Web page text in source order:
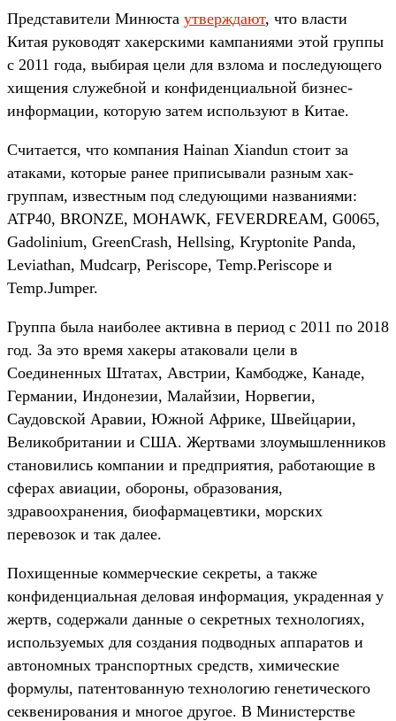
Представители Минюста утверждают, что власти
Китая руководят хакерскими кампаниями этой группы
с 2011 года, выбирая цели для взлома и последующего
хищения служебной и конфиденциальной бизнес-
информации, которую затем используют в Китае.
Считается, что компания Hainan Xiandun стоит за
атаками, которые ранее приписывали разным хак-
группам, известным под следующими названиями:
ATP40, BRONZE, MOHAWK, FEVERDREAM, G0065,
Gadolinium, GreenCrash, Hellsing, Kryptonite Panda,
Leviathan, Mudcarp, Periscope, Temp.Periscope и
Temp.Jumper.
Группа была наиболее активна в период с 2011 по 2018
год. За это время хакеры атаковали цели в
Соединенных Штатах, Австрии, Камбодже, Канаде,
Германии, Индонезии, Малайзии, Норвегии,
Саудовской Аравии, Южной Африке, Швейцарии,
Великобритании и США. Жертвами злоумышленников
становились компании и предприятия, работающие в
сферах авиации, обороны, образования,
здравоохранения, биофармацевтики, морских
перевозок и так далее.
Похищенные коммерческие секреты, а также
конфиденциальная деловая информация, украденная у
жертв, содержали данные о секретных технологиях,
используемых для создания подводных аппаратов и
автономных транспортных средств, химические
формулы, патентованную технологию генетического
секвенирования и многое другое. В Министерстве